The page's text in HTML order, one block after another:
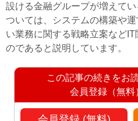
設ける金融グループが増えて
ついては、システムの構築や
い業務に関する戦略立案など
のであると説明しています。
この記事の続きをお
会員登録（無料